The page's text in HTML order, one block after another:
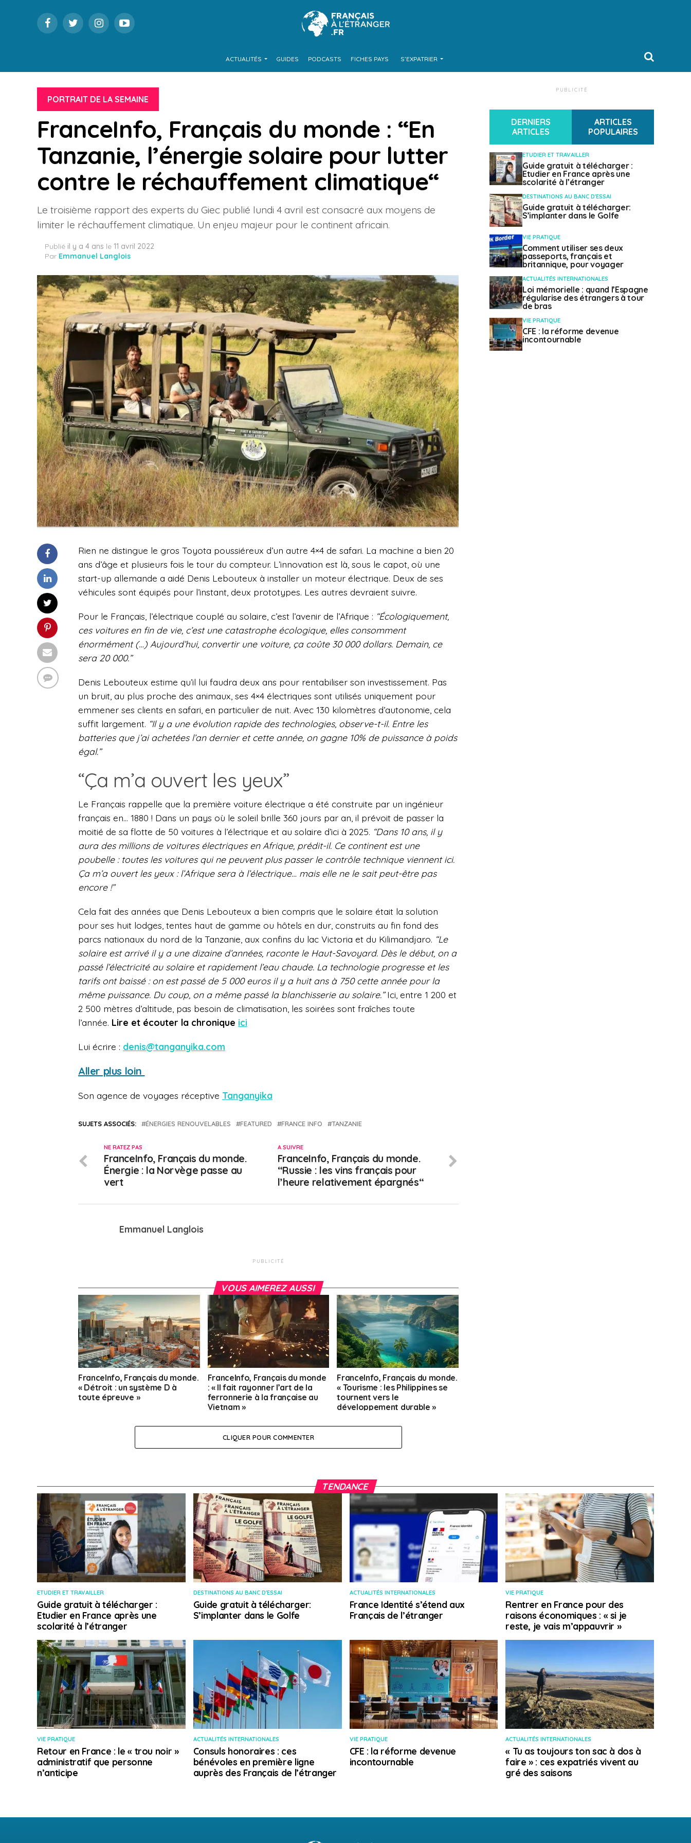
ACTUALITÉS GUIDES PODCASTS FICHES PAYS S’EXPATRIER
PORTRAIT DE LA SEMAINE
FranceInfo, Français du monde : “En
Tanzanie, l’énergie solaire pour lutter
contre le réchauffement climatique“
Le troisième rapport des experts du Giec publié lundi 4 avril est consacré aux moyens de
limiter le réchauffement climatique. Un enjeu majeur pour le continent africain.
Publié il y a 4 ans le 11 avril 2022
Par Emmanuel Langlois
Rien ne distingue le gros Toyota poussiéreux d’un autre 4×4 de safari. La machine a bien 20
ans d’âge et plusieurs fois le tour du compteur. L’innovation est là, sous le capot, où une
start-up allemande a aidé Denis Lebouteux à installer un moteur électrique. Deux de ses
véhicules sont équipés pour l’instant, deux prototypes. Les autres devraient suivre.
Pour le Français, l’électrique couplé au solaire, c’est l’avenir de l’Afrique : “Écologiquement,
ces voitures en fin de vie, c’est une catastrophe écologique, elles consomment
énormément (…) Aujourd’hui, convertir une voiture, ça coûte 30 000 dollars. Demain, ce
sera 20 000.”
Denis Lebouteux estime qu’il lui faudra deux ans pour rentabiliser son investissement. Pas
un bruit, au plus proche des animaux, ses 4×4 électriques sont utilisés uniquement pour
emmener ses clients en safari, en particulier de nuit. Avec 130 kilomètres d’autonomie, cela
suffit largement. “Il y a une évolution rapide des technologies, observe-t-il. Entre les
batteries que j’ai achetées l’an dernier et cette année, on gagne 10% de puissance à poids
égal.”
“Ça m’a ouvert les yeux”
Le Français rappelle que la première voiture électrique a été construite par un ingénieur
français en… 1880 ! Dans un pays où le soleil brille 360 jours par an, il prévoit de passer la
moitié de sa flotte de 50 voitures à l’électrique et au solaire d’ici à 2025. “Dans 10 ans, il y
aura des millions de voitures électriques en Afrique, prédit-il. Ce continent est une
poubelle : toutes les voitures qui ne peuvent plus passer le contrôle technique viennent ici.
Ça m’a ouvert les yeux : l’Afrique sera à l’électrique… mais elle ne le sait peut-être pas
encore !”
Cela fait des années que Denis Lebouteux a bien compris que le solaire était la solution
pour ses huit lodges, tentes haut de gamme ou hôtels en dur, construits au fin fond des
parcs nationaux du nord de la Tanzanie, aux confins du lac Victoria et du Kilimandjaro. “Le
solaire est arrivé il y a une dizaine d’années, raconte le Haut-Savoyard. Dès le début, on a
passé l’électricité au solaire et rapidement l’eau chaude. La technologie progresse et les
tarifs ont baissé : on est passé de 5 000 euros il y a huit ans à 750 cette année pour la
même puissance. Du coup, on a même passé la blanchisserie au solaire.”Ici, entre 1 200 et
2 500 mètres d’altitude, pas besoin de climatisation, les soirées sont fraîches toute
l’année. Lire et écouter la chronique ici
Lui écrire : denis@tanganyika.com
Aller plus loin
Son agence de voyages réceptive Tanganyika
SUJETS ASSOCIÉS: ÉNERGIES RENOUVELABLES FEATURED FRANCE INFO TANZANIE
A SUIVRE
FranceInfo, Français du monde.
“Russie : les vins français pour
l’heure relativement épargnés“
NE RATEZ PAS
FranceInfo, Français du monde.
Énergie : la Norvège passe au
vert
Emmanuel Langlois
PUBLICITÉ
VOUS AIMEREZ AUSSI
FranceInfo, Français du monde.
« Détroit : un système D à
toute épreuve »
FranceInfo, Français du monde
: « Il fait rayonner l’art de la
ferronnerie à la française au
Vietnam »
FranceInfo, Français du monde.
« Tourisme : les Philippines se
tournent vers le
développement durable »
CLIQUER POUR COMMENTER
PUBLICITÉ
DERNIERS
ARTICLES
ARTICLES
POPULAIRES
ETUDIER ET TRAVAILLER
Guide gratuit à télécharger :
Etudier en France après une
scolarité à l’étranger
DESTINATIONS AU BANC D'ESSAI
Guide gratuit à télécharger:
S’implanter dans le Golfe
VIE PRATIQUE
Comment utiliser ses deux
passeports, français et
britannique, pour voyager
ACTUALITÉS INTERNATIONALES
Loi mémorielle : quand l’Espagne
régularise des étrangers à tour
de bras
VIE PRATIQUE
CFE : la réforme devenue
incontournable
TENDANCE
ETUDIER ET TRAVAILLER
Guide gratuit à télécharger :
Etudier en France après une
scolarité à l’étranger
DESTINATIONS AU BANC D'ESSAI
Guide gratuit à télécharger:
S’implanter dans le Golfe
ACTUALITÉS INTERNATIONALES
France Identité s’étend aux
Français de l’étranger
VIE PRATIQUE
Rentrer en France pour des
raisons économiques : « si je
reste, je vais m’appauvrir »
VIE PRATIQUE
Retour en France : le « trou noir »
administratif que personne
n’anticipe
ACTUALITÉS INTERNATIONALES
Consuls honoraires : ces
bénévoles en première ligne
auprès des Français de l’étranger
VIE PRATIQUE
CFE : la réforme devenue
incontournable
ACTUALITÉS INTERNATIONALES
« Tu as toujours ton sac à dos à
faire » : ces expatriés vivent au
gré des saisons